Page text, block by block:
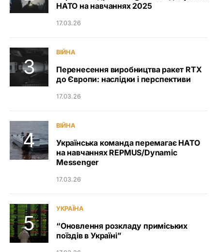
НАТО на навчаннях 2025
17.03.26
ВІЙНА
Перенесення виробництва ракет RTX
до Європи: наслідки і перспективи
17.03.26
ВІЙНА
Українська команда перемагає НАТО
на навчаннях REPMUS/Dynamic
Messenger
17.03.26
УКРАЇНА
“Оновлення розкладу приміських
поїздів в Україні”